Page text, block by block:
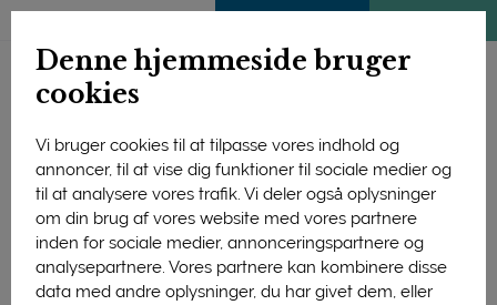
Denne hjemmeside bruger
cookies
Vi bruger cookies til at tilpasse vores indhold og
annoncer, til at vise dig funktioner til sociale medier og
til at analysere vores trafik. Vi deler også oplysninger
om din brug af vores website med vores partnere
inden for sociale medier, annonceringspartnere og
analysepartnere. Vores partnere kan kombinere disse
data med andre oplysninger, du har givet dem, eller